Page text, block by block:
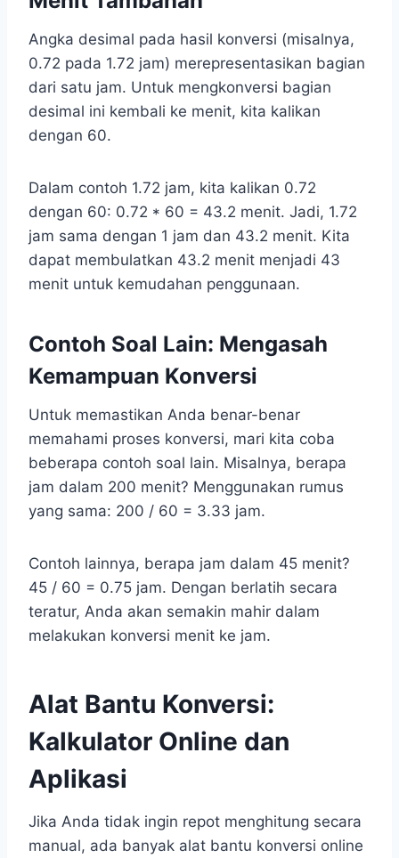
Angka desimal pada hasil konversi (misalnya,
0.72 pada 1.72 jam) merepresentasikan bagian
dari satu jam. Untuk mengkonversi bagian
desimal ini kembali ke menit, kita kalikan
dengan 60.
Dalam contoh 1.72 jam, kita kalikan 0.72
dengan 60: 0.72 * 60 = 43.2 menit. Jadi, 1.72
jam sama dengan 1 jam dan 43.2 menit. Kita
dapat membulatkan 43.2 menit menjadi 43
menit untuk kemudahan penggunaan.
Contoh Soal Lain: Mengasah
Kemampuan Konversi
Untuk memastikan Anda benar-benar
memahami proses konversi, mari kita coba
beberapa contoh soal lain. Misalnya, berapa
jam dalam 200 menit? Menggunakan rumus
yang sama: 200 / 60 = 3.33 jam.
Contoh lainnya, berapa jam dalam 45 menit?
45 / 60 = 0.75 jam. Dengan berlatih secara
teratur, Anda akan semakin mahir dalam
melakukan konversi menit ke jam.
Alat Bantu Konversi:
Kalkulator Online dan
Aplikasi
Jika Anda tidak ingin repot menghitung secara
manual, ada banyak alat bantu konversi online